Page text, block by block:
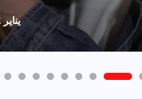
يناير 2, 2018